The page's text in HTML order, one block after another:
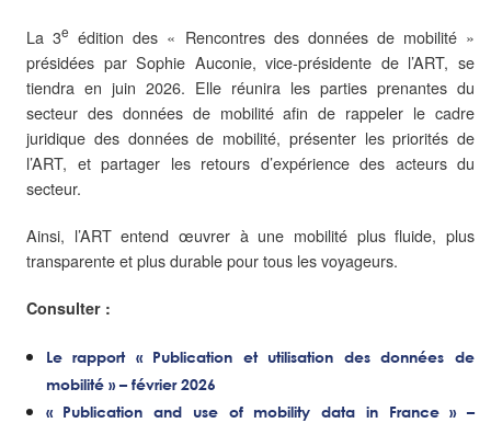
La 3e édition des « Rencontres des données de mobilité »
présidées par Sophie Auconie, vice-présidente de l’ART, se
tiendra en juin 2026. Elle réunira les parties prenantes du
secteur des données de mobilité afin de rappeler le cadre
juridique des données de mobilité, présenter les priorités de
l’ART, et partager les retours d’expérience des acteurs du
secteur.
Ainsi, l’ART entend œuvrer à une mobilité plus fluide, plus
transparente et plus durable pour tous les voyageurs.
Consulter :
Le rapport « Publication et utilisation des données de
mobilité » – février 2026
« Publication and use of mobility data in France » –